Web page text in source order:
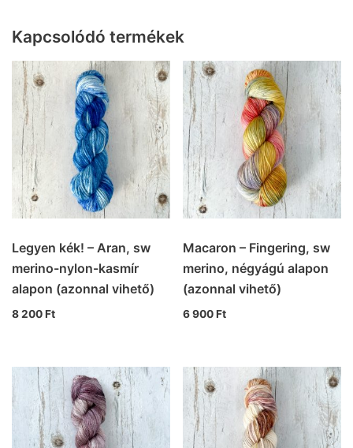
Kapcsolódó termékek
Legyen kék! – Aran, sw
merino-nylon-kasmír
alapon (azonnal vihető)
8 200Ft
Macaron – Fingering, sw
merino, négyágú alapon
(azonnal vihető)
6 900Ft